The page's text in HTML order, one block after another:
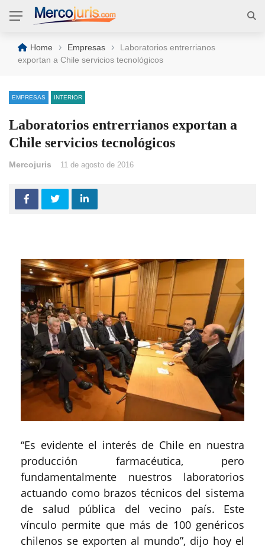
Home › Empresas ›
Laboratorios entrerrianos
exportan a Chile servicios tecnológicos
EMPRESAS INTERIOR
Laboratorios entrerrianos exportan a
Chile servicios tecnológicos
Mercojuris 11 de agosto de 2016
“Es evidente el interés de Chile en nuestra
producción farmacéutica, pero
fundamentalmente nuestros laboratorios
actuando como brazos técnicos del sistema
de salud pública del vecino país. Este
vínculo permite que más de 100 genéricos
chilenos se exporten al mundo”, dijo hoy el